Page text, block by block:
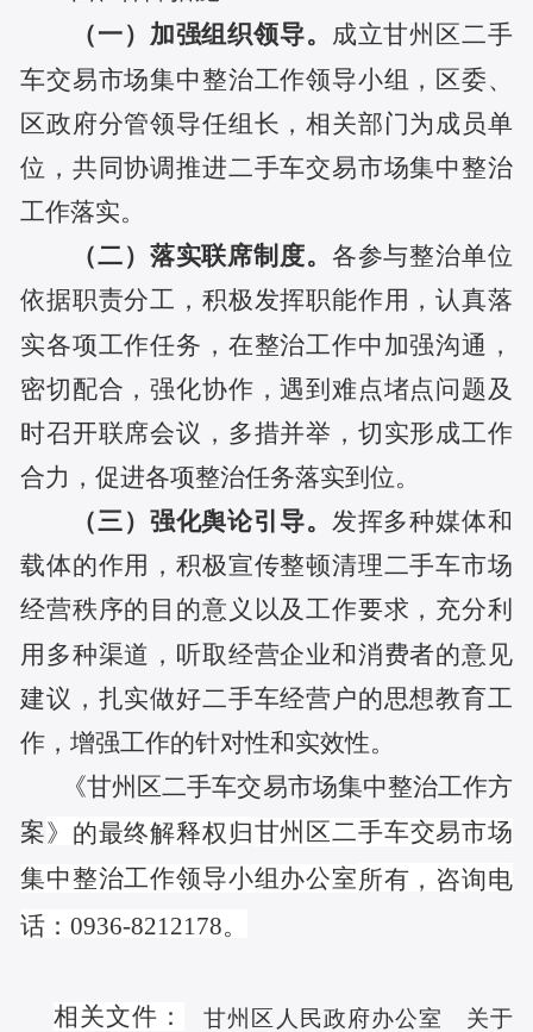
（一）加强组织领导。 成立甘州区二手
车交易市场集中整治工作领导小组，区委、
区政府分管领导任组长，相关部门为成员单
位，共同协调推进二手车交易市场集中整治
工作落实。
（二）落实联席制度。 各参与整治单位
依据职责分工，积极发挥职能作用，认真落
实各项工作任务，在整治工作中加强沟通，
密切配合，强化协作，遇到难点堵点问题及
时召开联席会议，多措并举，切实形成工作
合力，促进各项整治任务落实到位。
（三）强化舆论引导。 发挥多种媒体和
载体的作用，积极宣传整顿清理二手车市场
经营秩序的目的意义以及工作要求，充分利
用多种渠道，听取经营企业和消费者的意见
建议，扎实做好二手车经营户的思想教育工
作，增强工作的针对性和实效性。
《甘州区二手车交易市场集中整治工作方
案》的最终解释权归甘州区二手车交易市场
集中整治工作领导小组办公室所有，咨询电
话：0936-8212178。
相关文件：
甘州区人民政府办公室 关于